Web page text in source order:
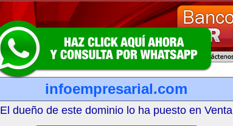
infoempresarial.com
El dueño de este dominio lo ha puesto en Venta